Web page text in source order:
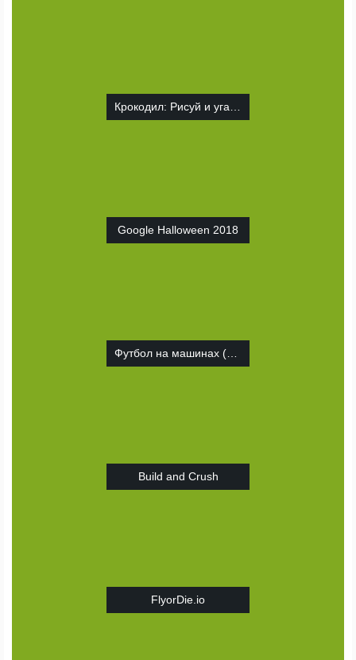
Google Halloween 2018
Build and Crush
FlyorDie.io